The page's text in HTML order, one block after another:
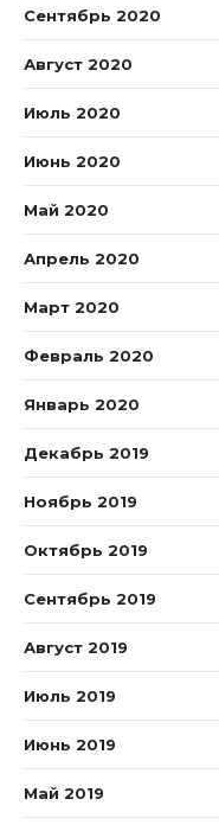
Сентябрь 2020
Август 2020
Июль 2020
Июнь 2020
Май 2020
Апрель 2020
Март 2020
Февраль 2020
Январь 2020
Декабрь 2019
Ноябрь 2019
Октябрь 2019
Сентябрь 2019
Август 2019
Июль 2019
Июнь 2019
Май 2019